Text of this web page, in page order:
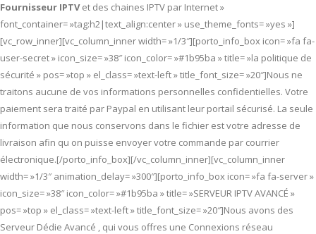
Fournisseur IPTVet des chaines IPTV par Internet »
font_container= »tag:h2|text_align:center » use_theme_fonts= »yes »]
[vc_row_inner][vc_column_inner width= »1/3″][porto_info_box icon= »fa fa-
user-secret » icon_size= »38″ icon_color= »#1b95ba » title= »la politique de
sécurité » pos= »top » el_class= »text-left » title_font_size= »20″]Nous ne
traitons aucune de vos informations personnelles confidentielles. Votre
paiement sera traité par Paypal en utilisant leur portail sécurisé. La seule
information que nous conservons dans le fichier est votre adresse de
livraison afin qu on puisse envoyer votre commande par courrier
électronique.[/porto_info_box][/vc_column_inner][vc_column_inner
width= »1/3″ animation_delay= »300″][porto_info_box icon= »fa fa-server »
icon_size= »38″ icon_color= »#1b95ba » title= »SERVEUR IPTV AVANCÉ »
pos= »top » el_class= »text-left » title_font_size= »20″]Nous avons des
Serveur Dédie Avancé , qui vous offres une Connexions réseau